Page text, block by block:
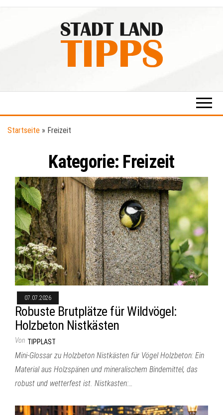
Tipps
für Stadt
Startseite » Freizeit
Kategorie: Freizeit
07.07.2026
Robuste Brutplätze für Wildvögel:
Holzbeton Nistkästen
Von TIPPLAST
Mini-Glossar zu Holzbeton Nistkästen für Vögel Holzbeton: Ein
Material aus Holzspänen und mineralischem Bindemittel, das
robust und wetterfest ist. Nistkasten:…